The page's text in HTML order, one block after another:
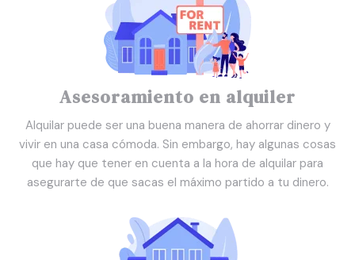
Asesoramiento en alquiler
Alquilar puede ser una buena manera de ahorrar dinero y
vivir en una casa cómoda. Sin embargo, hay algunas cosas
que hay que tener en cuenta a la hora de alquilar para
asegurarte de que sacas el máximo partido a tu dinero.